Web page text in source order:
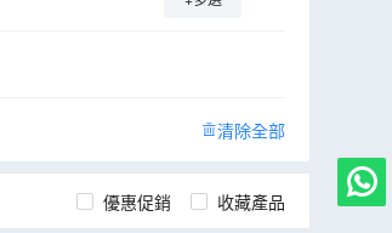
清除全部
優惠促銷 收藏產品